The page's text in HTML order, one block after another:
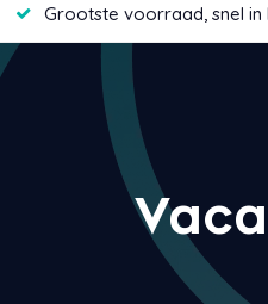
Grootste voorraad, snel in